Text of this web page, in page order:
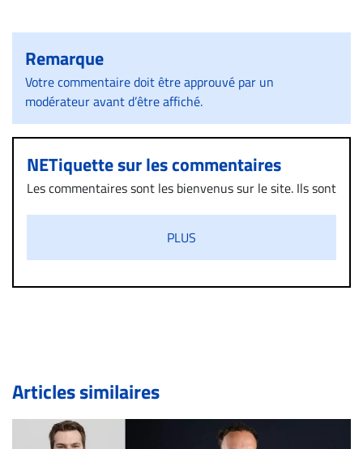
Remarque
Votre commentaire doit être approuvé par un
modérateur avant d’être affiché.
NETiquette sur les commentaires
Les commentaires sont les bienvenus sur le site. Ils sont
diffamatoire. Si malgré cette politique de modération,
un commentaire publié sur le site vous dérange, prenez
immédiatement contact par courriel (info@droit-
de validation, un droit de réponse.
Bien à vous,
PLUS
Articles similaires